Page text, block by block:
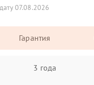
07.08.2026
Гарантия
3 года